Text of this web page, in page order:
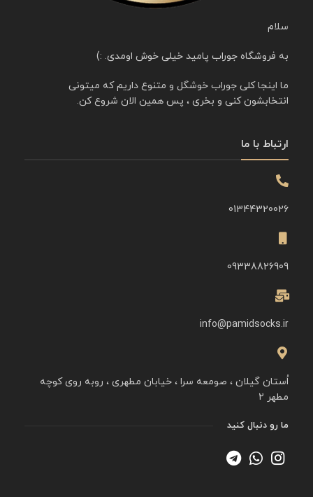
سلام
به فروشگاه جوراب پامید خیلی خوش اومدی. :)
ما اینجا کلی جوراب خوشگل و متنوع داریم که میتونی
انتخابشون کنی و بخری ، پس همین الان شروع کن.
ارتباط با ما
01344320026
09338826909
info@pamidsocks.ir
اُستان گیلان ، صومعه سرا ، خیابان مطهری ، روبه روی کوچه
مطهر ۲
ما رو دنبال کنید